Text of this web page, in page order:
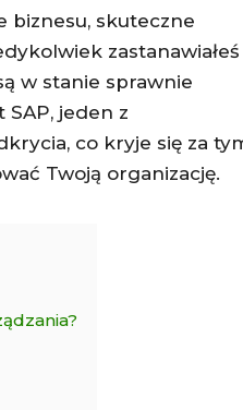
biznesu, skuteczne
zastanawiałeś
w stanie sprawnie
SAP, jeden z
co kryje się za
Twoją organizację.